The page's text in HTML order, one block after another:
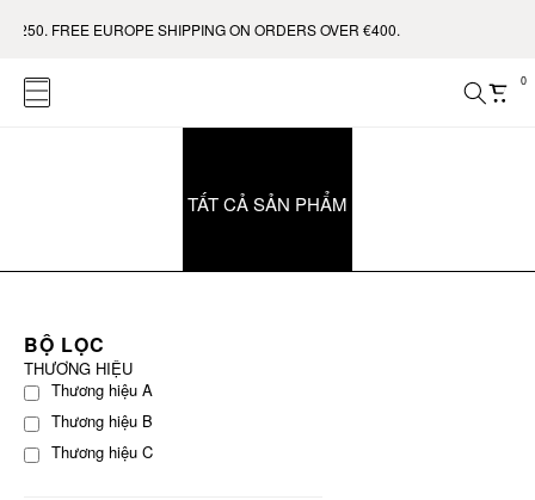
FREE EUROPE SHIPPING ON ORDERS OVER €400.
0
TẤT CẢ SẢN PHẨM
BỘ LỌC
THƯƠNG HIỆU
Thương hiệu A
Thương hiệu B
Thương hiệu C